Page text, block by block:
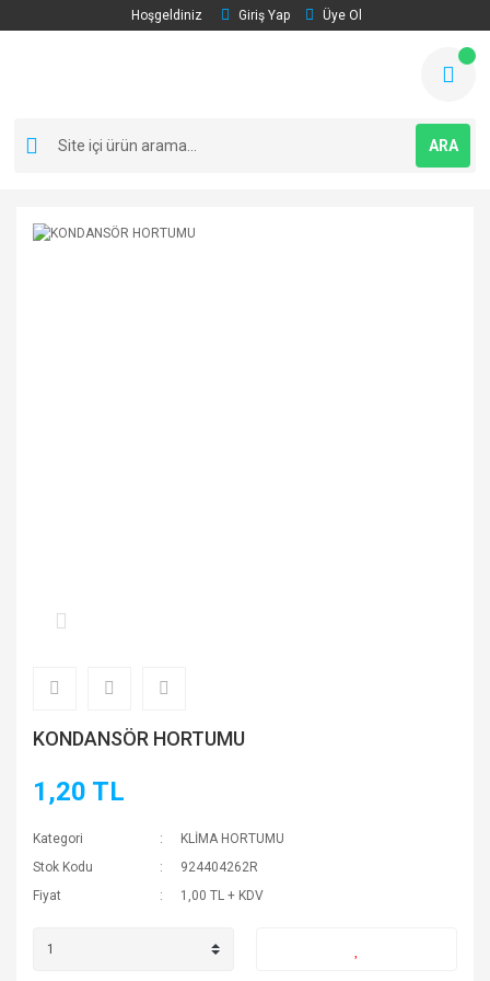
Hoşgeldiniz Giriş Yap Üye Ol
ARA
KONDANSÖR HORTUMU
1,20 TL
Kategori
KLİMA HORTUMU
Stok Kodu
924404262R
Fiyat
1,00 TL + KDV